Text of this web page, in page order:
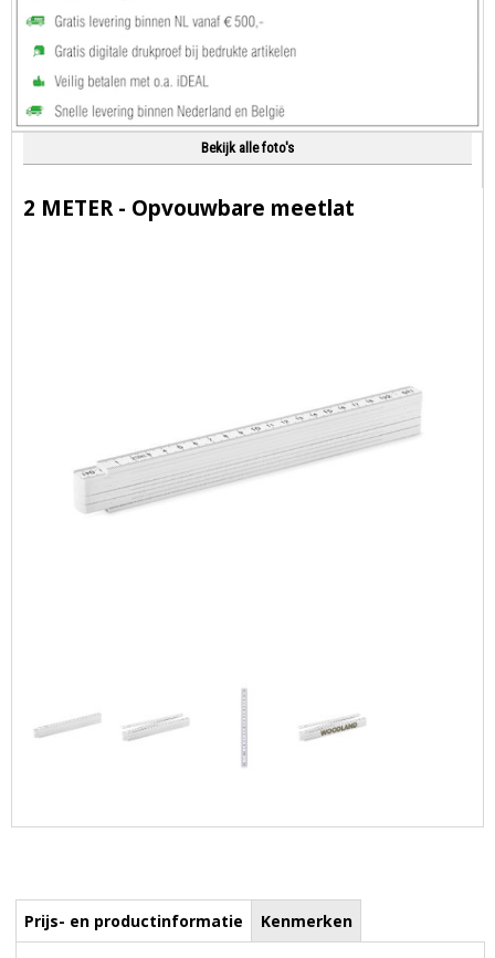
Bekijk alle foto's
2 METER - Opvouwbare meetlat
Prijs- en productinformatie Kenmerken